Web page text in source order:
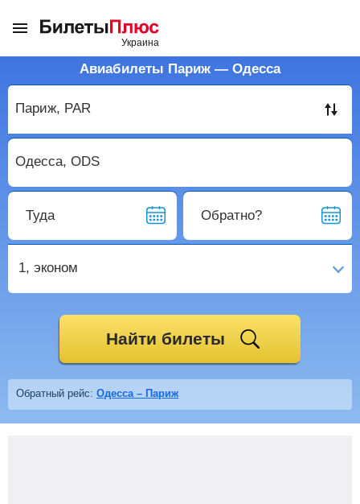
Авиабилеты Париж — Одесса
Туда Обратно?
1, эконом
Найти билеты
Обратный рейс: Одесса – Париж